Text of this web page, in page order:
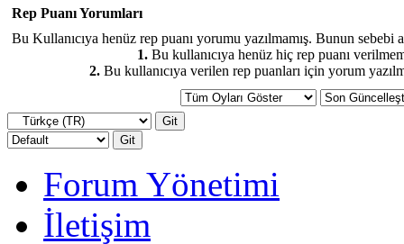
Rep Puanı Yorumları
Bu Kullanıcıya henüz rep puanı yorumu yazılmamış. Bunun sebebi
1. Bu kullanıcıya henüz hiç rep puanı
2.Bu kullanıcıya verilen rep puanları için yorum
Forum Yönetimi
İletişim